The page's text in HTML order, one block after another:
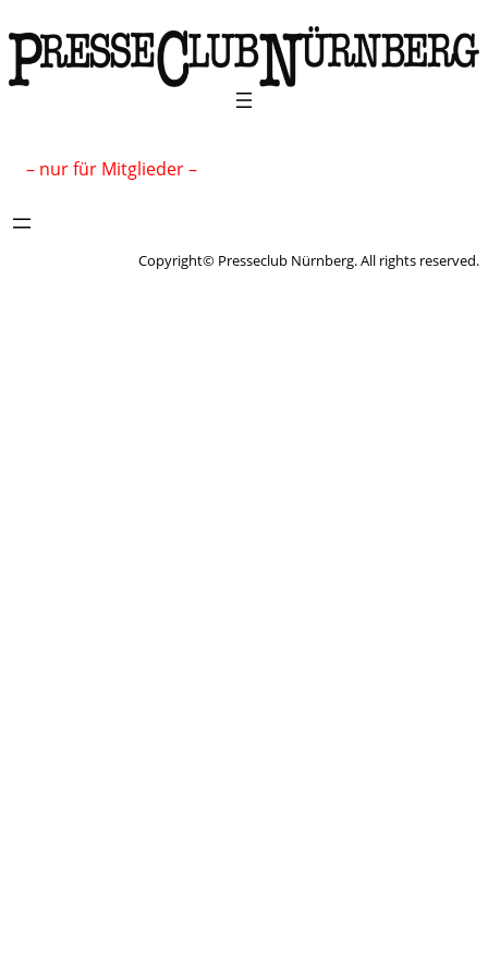
– nur für Mitglieder –
Copyright© Presseclub Nürnberg. All rights reserved.